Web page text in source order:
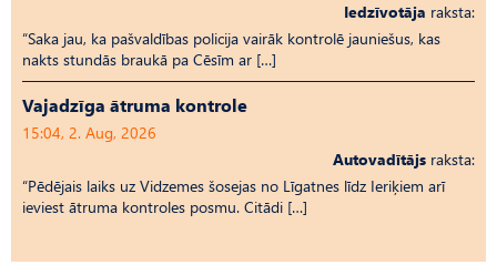
Iedzīvotāja raksta:
“Saka jau, ka pašvaldības policija vairāk kontrolē jauniešus, kas
nakts stundās braukā pa Cēsīm ar […]
Vajadzīga ātruma kontrole
15:04, 2. Aug, 2026
Autovadītājs raksta:
“Pēdējais laiks uz Vid­ze­mes šosejas no Līgatnes līdz Ieriķiem arī
ieviest ātruma kontroles posmu. Citādi […]